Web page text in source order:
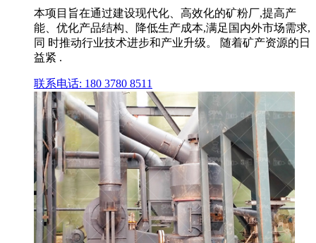
本项目旨在通过建设现代化、高效化的矿粉厂,提高产
能、优化产品结构、降低生产成本,满足国内外市场需求,
同 时推动行业技术进步和产业升级。 随着矿产资源的日
益紧 .
联系电话: 180 3780 8511